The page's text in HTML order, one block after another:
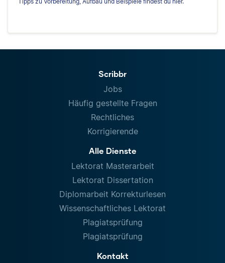
Scribbr
Jobs
Häufig gestellte Fragen
Rechtliches
Korrigierende
Alle Dienste
Lektorat Masterarbeit
Lektorat Dissertation
Diplomarbeit Korrekturlesen
Wissenschaftliches Lektorat
Plagiatsprüfung
Plagiatsprüfung
Kontakt